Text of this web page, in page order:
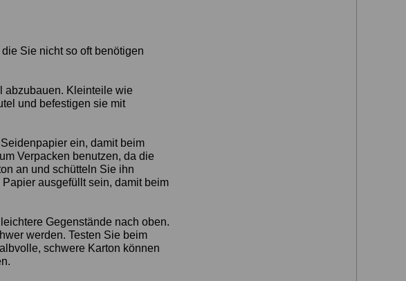
Sie nicht so oft benötigen
abzubauen. Kleinteile wie
und befestigen sie mit
ein, damit beim
Verpacken benutzen, da die
an und schütteln Sie ihn
ausgefüllt sein, damit beim
Gegenstände nach oben.
werden. Testen Sie beim
schwere Karton können